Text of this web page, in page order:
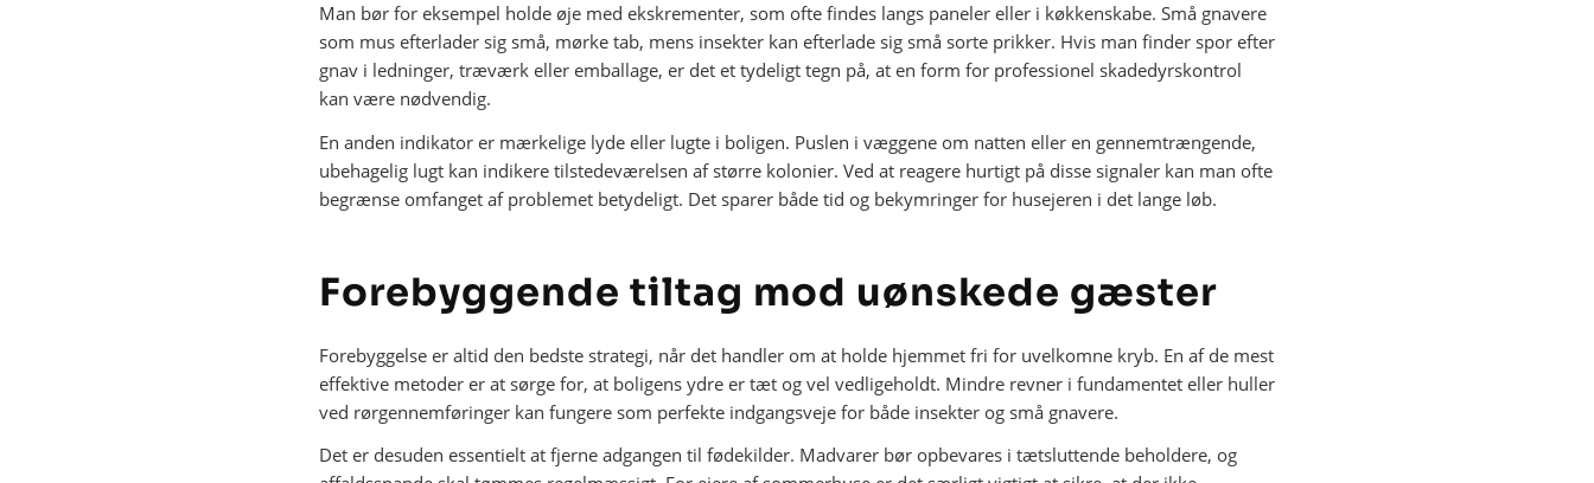
Man bør for eksempel holde øje med ekskrementer, som ofte findes langs paneler eller i køkkenskabe. Små gnavere
som mus efterlader sig små, mørke tab, mens insekter kan efterlade sig små sorte prikker. Hvis man finder spor efter
gnav i ledninger, træværk eller emballage, er det et tydeligt tegn på, at en form for professionel skadedyrskontrol
kan være nødvendig.
En anden indikator er mærkelige lyde eller lugte i boligen. Puslen i væggene om natten eller en gennemtrængende,
ubehagelig lugt kan indikere tilstedeværelsen af større kolonier. Ved at reagere hurtigt på disse signaler kan man ofte
begrænse omfanget af problemet betydeligt. Det sparer både tid og bekymringer for husejeren i det lange løb.
Forebyggende tiltag mod uønskede gæster
Forebyggelse er altid den bedste strategi, når det handler om at holde hjemmet fri for uvelkomne kryb. En af de mest
effektive metoder er at sørge for, at boligens ydre er tæt og vel vedligeholdt. Mindre revner i fundamentet eller huller
ved rørgennemføringer kan fungere som perfekte indgangsveje for både insekter og små gnavere.
Det er desuden essentielt at fjerne adgangen til fødekilder. Madvarer bør opbevares i tætsluttende beholdere, og